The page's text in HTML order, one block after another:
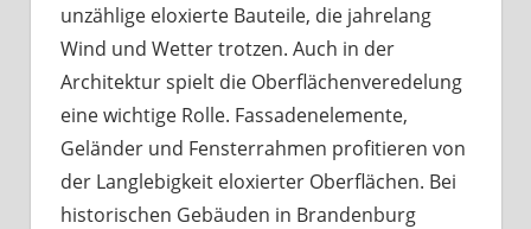
unzählige eloxierte Bauteile, die jahrelang
Wind und Wetter trotzen. Auch in der
Architektur spielt die Oberflächenveredelung
eine wichtige Rolle. Fassadenelemente,
Geländer und Fensterrahmen profitieren von
der Langlebigkeit eloxierter Oberflächen. Bei
historischen Gebäuden in Brandenburg